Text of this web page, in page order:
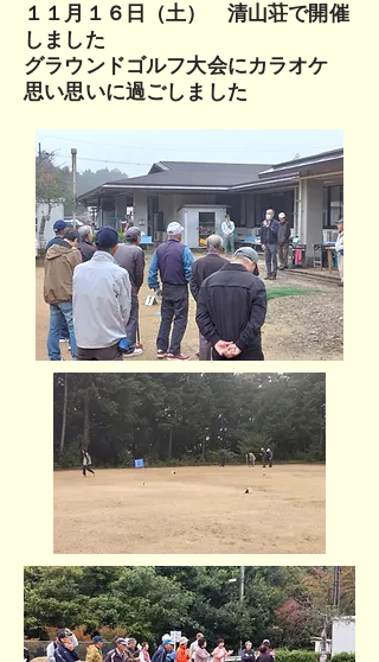
１１月１６日（土） 清山荘で開催
しました
グラウンドゴルフ大会にカラオケ
思い思いに過ごしました